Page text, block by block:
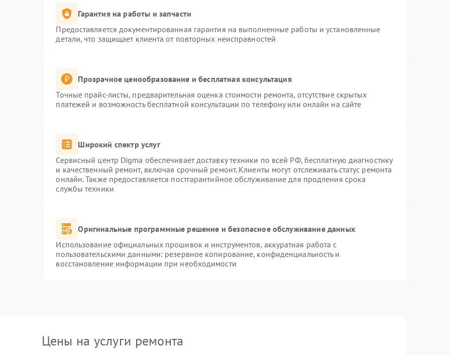
Гарантия на работы и запчасти
Предоставляется документированная гарантия на выполненные работы и установленные
детали, что защищает клиента от повторных неисправностей
Прозрачное ценообразование и бесплатная консультация
Точные прайс-листы, предварительная оценка стоимости ремонта, отсутствие скрытых
платежей и возможность бесплатной консультации по телефону или онлайн на сайте
Широкий спектр услуг
Сервисный центр Digma обеспечивает доставку техники по всей РФ, бесплатную диагностику
и качественный ремонт, включая срочный ремонт. Клиенты могут отслеживать статус ремонта
онлайн. Также предоставляется постгарантийное обслуживание для продления срока
службы техники
Оригинальные программные решение и безопасное обслуживание данных
Использование официальных прошивок и инструментов, аккуратная работа с
пользовательскими данными: резервное копирование, конфиденциальность и
восстановление информации при необходимости
Цены на услуги ремонта